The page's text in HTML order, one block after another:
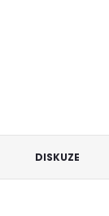
DISKUZE